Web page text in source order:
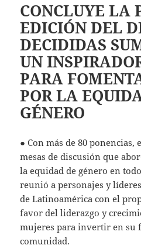
CONCLUYE LA
EDICIÓN DEL
DECIDIDAS
UN
PARA
POR LA
GÉNERO
● Con más de 80 ponencias,
mesas de discusión que
la equidad de género en
reunió a personajes y
de Latinoamérica con el
favor del liderazgo y
mujeres para invertir en su
comunidad.